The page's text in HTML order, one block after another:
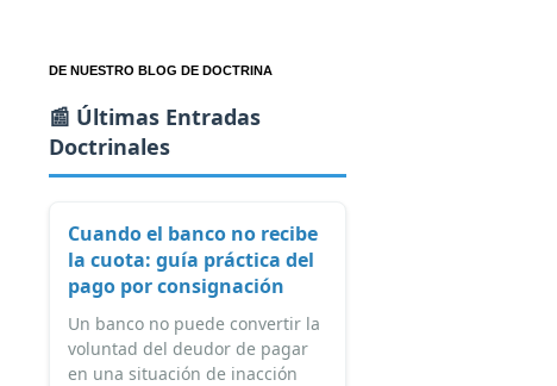
DE NUESTRO BLOG DE DOCTRINA
📰 Últimas Entradas
Doctrinales
Cuando el banco no recibe
la cuota: guía práctica del
pago por consignación
Un banco no puede convertir la
voluntad del deudor de pagar
en una situación de inacción